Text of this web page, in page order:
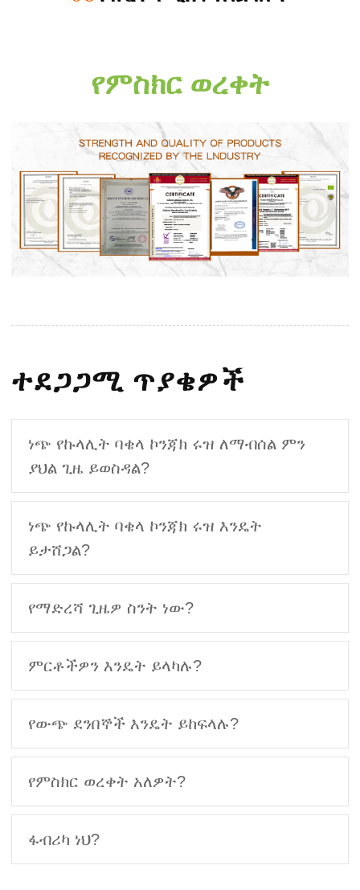
የምስክር ወረቀት
ተደጋጋሚ ጥያቄዎች
ነጭ የኩላሊት ባቄላ ኮንጃክ ሩዝ ለማብሰል ምን
ያህል ጊዜ ይወስዳል?
ነጭ የኩላሊት ባቄላ ኮንጃክ ሩዝ እንዴት
ይታሸጋል?
የማድረሻ ጊዜዎ ስንት ነው?
ምርቶችዎን እንዴት ይላካሉ?
የውጭ ደንበኞች እንዴት ይከፍላሉ?
የምስክር ወረቀት አለዎት?
ፋብሪካ ነህ?